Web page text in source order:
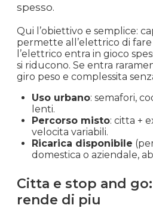
spesso.
Qui l’obiettivo e semplice:
permette all’elettrico di fare
l’elettrico entra in gioco
si riducono. Se entra
giro peso e complessita
Uso urbano: semafori,
lenti.
Percorso misto: citta +
velocita variabili.
Ricarica disponibile
domestica o aziendale,
Citta e stop and
rende di piu